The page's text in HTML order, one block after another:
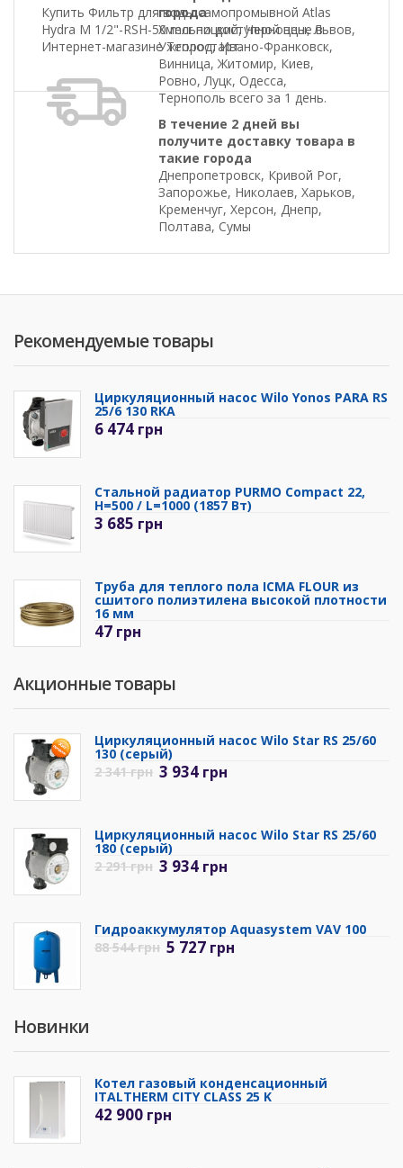
Купить Фильтр для воды самопромывной Atlas
Hydra M 1/2"-RSH-50 mcr по доступной цене в
Интернет-магазине Теплостарт.
города
Хмельницкий, Черновцы, Львов,
Ужгород, Ивано-Франковск,
Винница, Житомир, Киев,
Ровно, Луцк, Одесса,
Тернополь всего за 1 день.
В течение 2 дней вы
получите доставку товара в
такие города
Днепропетровск, Кривой Рог,
Запорожье, Николаев, Харьков,
Кременчуг, Херсон, Днепр,
Полтава, Сумы
Рекомендуемые товары
Циркуляционный насос Wilo Yonos PARA RS
25/6 130 RKA
6 474 грн
Стальной радиатор PURMO Compact 22,
H=500 / L=1000 (1857 Вт)
3 685 грн
Труба для теплого пола ICMA FLOUR из
сшитого полиэтилена высокой плотности
16 мм
47 грн
Акционные товары
Циркуляционный насос Wilo Star RS 25/60
130 (серый)
2 341грн 3 934 грн
Циркуляционный насос Wilo Star RS 25/60
180 (серый)
2 291грн 3 934 грн
Гидроаккумулятор Aquasystem VAV 100
88 544грн 5 727 грн
Новинки
Котел газовый конденсационный
ITALTHERM CITY CLASS 25 K
42 900 грн